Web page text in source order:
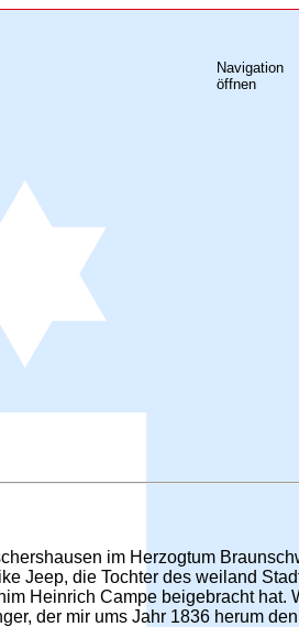
Navigation
öffnen
im Herzogtum
Jeep, die Tochter des weiland
Heinrich Campe beigebracht hat.
der mir ums Jahr 1836 herum